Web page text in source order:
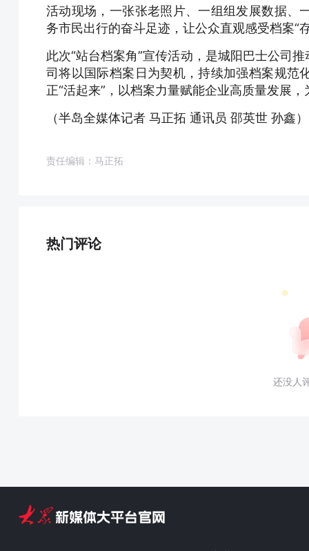
活动现场，一张张老照片、一组组发展数据、
务市民出行的奋斗足迹，让公众直观感受档案“
此次“站台档案角”宣传活动，是城阳巴士公司
司将以国际档案日为契机，持续加强档案规范
正“活起来”，以档案力量赋能企业高质量发展
（半岛全媒体记者 马正拓 通讯员 邵英世 孙鑫）
责任编辑：马正拓
热门评论
还没人